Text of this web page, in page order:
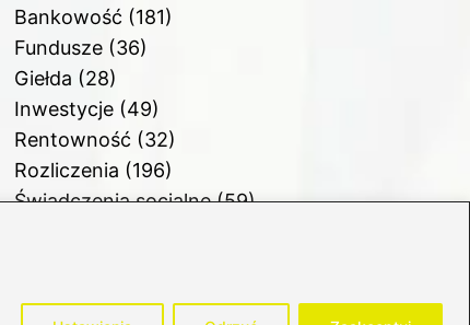
Bankowość (181)
Fundusze(36)
Giełda (28)
Inwestycje(49)
Rentowność (32)
Rozliczenia (196)
Świadczenia socjalne(59)